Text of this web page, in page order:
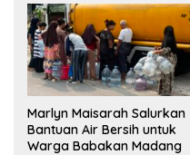
Marlyn Maisarah Salurkan
Bantuan Air Bersih untuk
Warga Babakan Madang